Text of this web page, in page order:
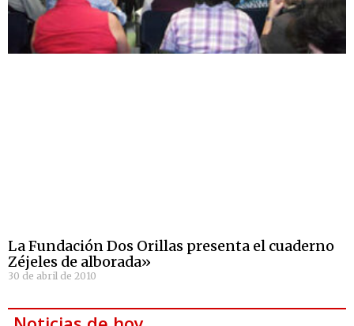
La Fundación Dos Orillas presenta el cuaderno
Zéjeles de alborada»
30 de abril de 2010